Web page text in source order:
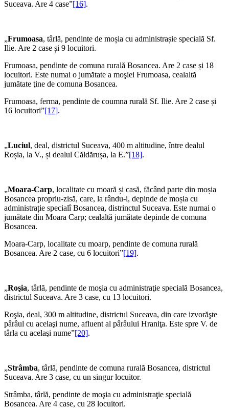
Suceava. Are 4 case”[16].
„Frumoasa, târlă, pendinte de moșia cu administrașie specială Sf.
Ilie. Are 2 case și 9 locuitori.
Frumoasa, pendinte de comuna rurală Bosancea. Are 2 case și 18
locuitori. Este numai o jumătate a moşiei Frumoasa, cealaltă
jumătate ţine de comuna Bosancea.
Frumoasa, ferma, pendinte de coumna rurală Sf. Ilie. Are 2 case și
16 locuitori”[17].
„Luciul, deal, districtul Suceava, 400 m altitudine, între dealul
Roșia, la V., și dealul Căldărușa, la E.”[18].
„Moara-Carp, localitate cu moară și casă, făcând parte din moșia
Bosancea propriu-zisă, care, la rându-i, depinde de moșia cu
administrație specialî Bosancea, distrinctul Suceava. Este nurnai o
jumătate din Moara Carp; cealaltă jumătate depinde de comuna
Bosancea.
Moara-Carp, localitate cu moarp, pendinte de comuna rurală
Bosancea. Are 2 case, cu 6 locuitori”[19].
„Roşia, târlă, pendinte de moşia cu administraţie specială Bosancea,
districtul Suceava. Are 3 case, cu 13 locuitori.
Roşia, deal, 300 m altitudine, districtul Suceava, din care izvorăşte
pârâul cu acelaşi nume, afluent al pârâului Hraniţa. Este spre V. de
târla cu acelaşi nume”[20].
„Strâmba, târlă, pendinte de comuna rurală Bosancea, districtul
Suceava. Are 3 case, cu un singur locuitor.
Strâmba, târlă, pendinte de moşia cu administraţie specială
Bosancea. Are 4 case, cu 28 locuitori.